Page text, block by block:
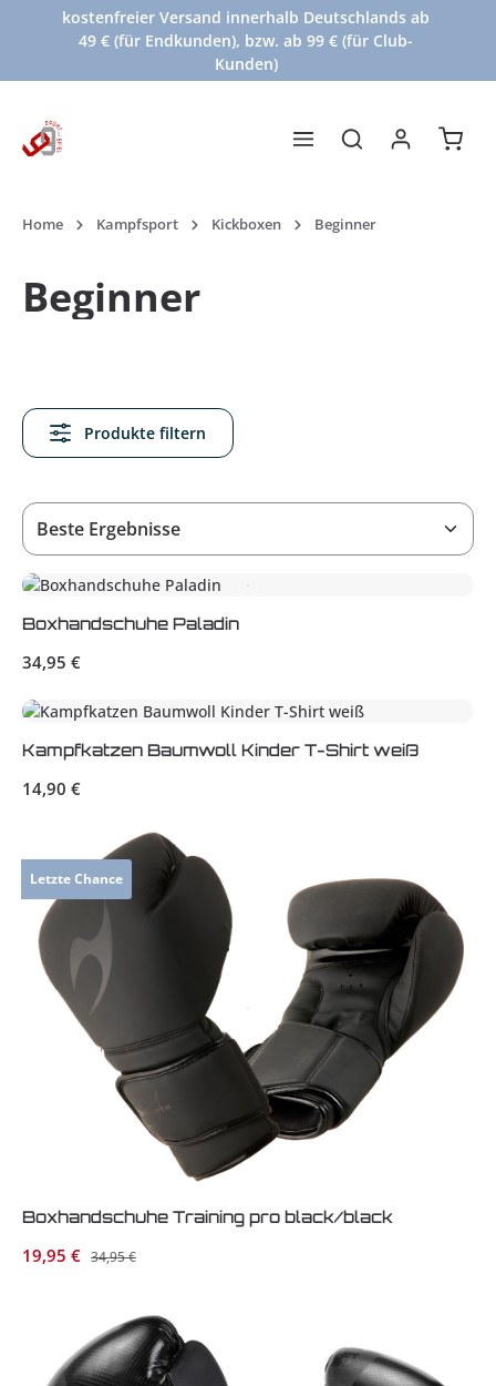
Zum Hauptinhalt springen
kostenfreier Versand innerhalb Deutschlands ab
49 € (für Endkunden), bzw. ab 99 € (für Club-
Kunden)
Home Kampfsport Kickboxen Beginner
Beginner
Produkte filtern
Boxhandschuhe Paladin
Regulärer Preis:
34,95 €
Kampfkatzen Baumwoll Kinder T-Shirt weiß
Regulärer Preis:
14,90 €
Letzte Chance
Boxhandschuhe Training pro black/black
Verkaufspreis:
19,95 € Regulärer Preis:
34,95 €